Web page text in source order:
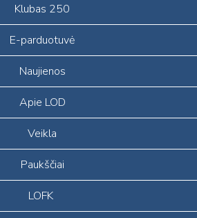
Klubas 250
E-parduotuvė
Naujienos
Apie LOD
Veikla
Paukščiai
LOFK